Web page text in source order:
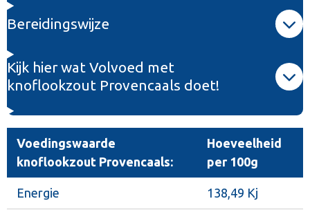
Bereidingswijze
Kijk hier wat Volvoed met
knoflookzout Provencaals doet!
Voedingswaarde
knoflookzout Provencaals:
Hoeveelheid
per 100g
Energie 138,49 Kj